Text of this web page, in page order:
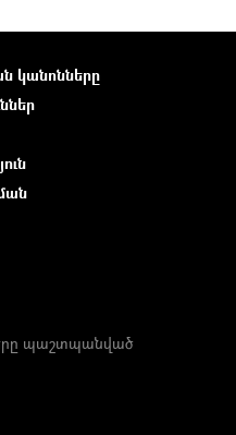
կանոնները
պաշտպանված